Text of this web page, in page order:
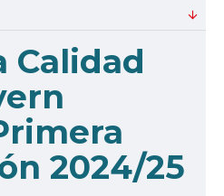
Calidad
2024/25